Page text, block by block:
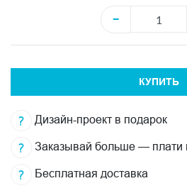
−
КУПИТЬ
Дизайн-проект в подарок
Заказывай больше —
Бесплатная доставка